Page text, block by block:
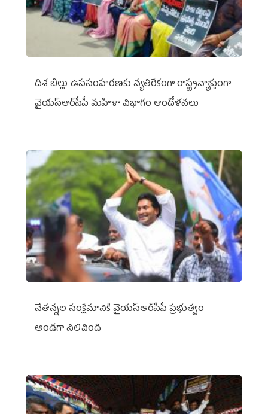
దిశ బిల్లు ఉపసంహరణకు వ్యతిరేకంగా రాష్ట్రవ్యాప్తంగా
వైయ‌స్ఆర్‌సీపీ మహిళా విభాగం ఆందోళనలు
నేతన్నల సంక్షేమానికి వైయ‌స్ఆర్‌సీపీ ప్రభుత్వం
అండగా నిలిచింది